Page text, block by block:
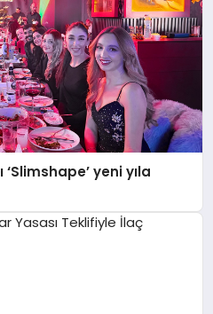
‘Slimshape’ yeni yıla